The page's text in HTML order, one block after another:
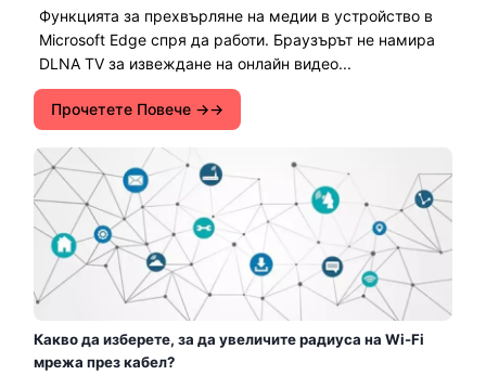
Функцията за прехвърляне на медии в устройство в
Microsoft Edge спря да работи. Браузърът не намира
DLNA TV за извеждане на онлайн видео...
Прочетете Повече →
Какво да изберете, за да увеличите радиуса на Wi-Fi
мрежа през кабел?